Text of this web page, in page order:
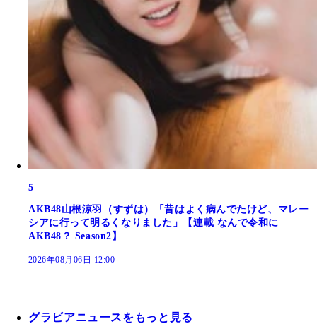
5
AKB48山根涼羽（すずは）「昔はよく病んでたけど、マレー
シアに行って明るくなりました」【連載 なんで令和に
AKB48？ Season2】
2026年08月06日 12:00
グラビアニュースをもっと見る